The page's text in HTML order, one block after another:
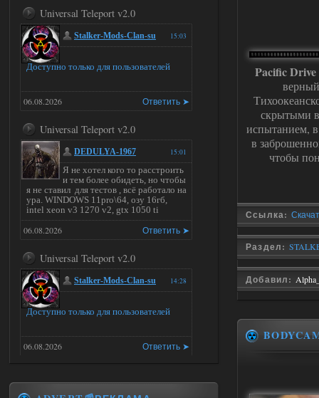
Pacific Drive
скрытыми
испытанием, в
в
чтобы
Ссылка:
Раздел:
Добавил:
Universal Teleport v2.0
15:03
Stalker-Mods-Clan-su
Доступно только для пользователей
Ответить ➤
06.08.2026
Universal Teleport v2.0
15:01
DEDULYA-1967
Я не хотел кого то расстроить
и тем более обидеть, но чтобы
я не ставил для тестов , всё работало на
ура. WINDOWS 11pro\64, озу 16гб,
intel xeon v3 1270 v2, gtx 1050 ti
Ответить ➤
06.08.2026
Universal Teleport v2.0
14:28
Stalker-Mods-Clan-su
Доступно только для пользователей
Ответить ➤
06.08.2026